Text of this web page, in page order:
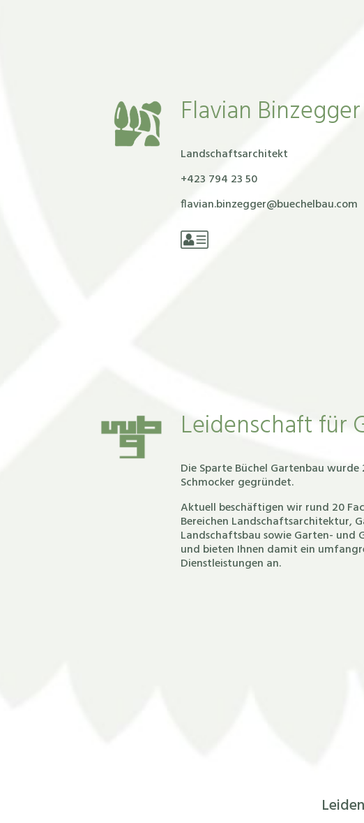
Flavian Binzegger
Landschaftsarchitekt
‭+‭423 794 23 50‬
flavian.binzegger@buechelbau.com
Leidenschaft für
Die Sparte Büchel Gartenbau wurde
Schmocker gegründet.
Aktuell beschäftigen wir rund 20
Bereichen Landschaftsarchitektur,
Landschaftsbau sowie Garten- und
und bieten Ihnen damit ein
Dienstleistungen an.